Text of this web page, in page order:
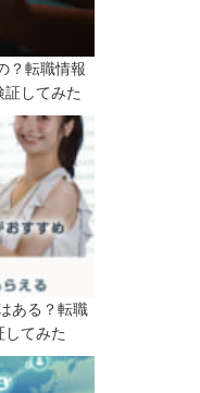
？転職情報
してみた
ある？転職
てみた